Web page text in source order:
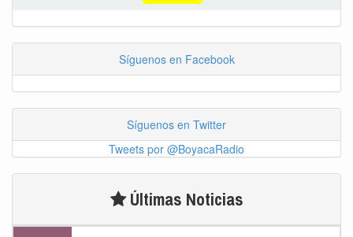
Síguenos en Facebook
Síguenos en Twitter
Tweets por @BoyacaRadio
Últimas Noticias